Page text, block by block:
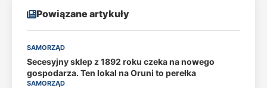
Powiązane artykuły
SAMORZĄD
Secesyjny sklep z 1892 roku czeka na nowego
gospodarza. Ten lokal na Oruni to perełka
SAMORZĄD